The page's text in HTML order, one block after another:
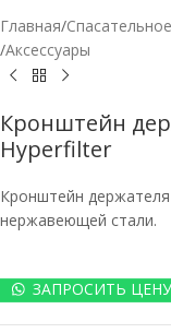
Главная/
/Аксессуары
Кронштейн
Hyperfilter
Кронштейн
нержавеющей стали.
ЗАПРОСИТЬ ЦЕНУ